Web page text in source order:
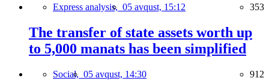
Express analysis, 05 avqust, 15:12 353
The transfer of state assets worth up
to 5,000 manats has been simplified
Social, 05 avqust, 14:30 912